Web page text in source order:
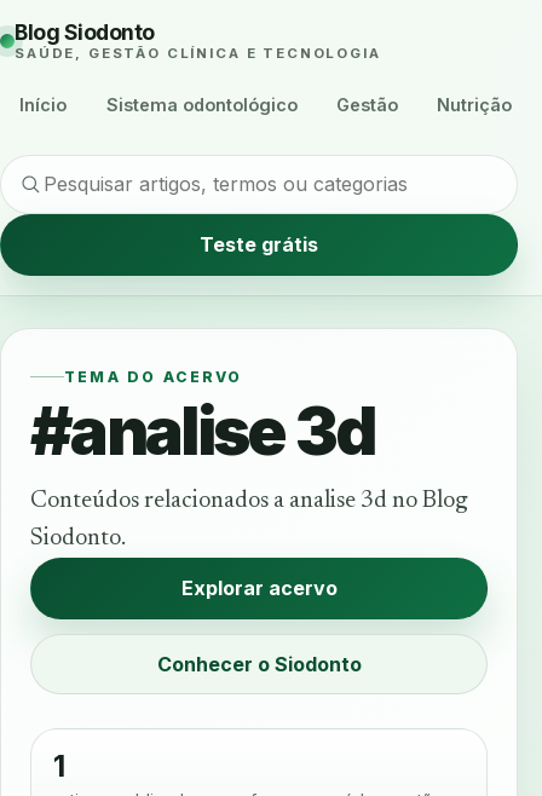
Blog Siodonto
SAÚDE, GESTÃO CLÍNICA E TECNOLOGIA
Início Sistema odontológico Gestão Nutrição
Teste grátis
TEMA DO ACERVO
#analise 3d
Conteúdos relacionados a analise 3d no Blog
Siodonto.
Explorar acervo
Conhecer o Siodonto
1